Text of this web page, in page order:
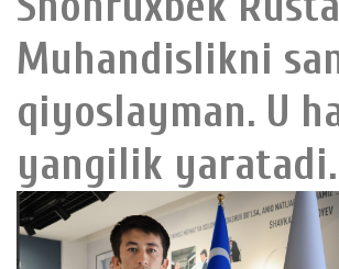
Muhandislikni
qiyoslayman. U
yangilik yaratadi.